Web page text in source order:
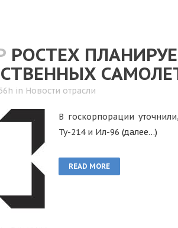
РОСТЕХ
in Новости отрасли
В госкорпорации
Ту-214 и Ил-96 (далее…)
READ MORE